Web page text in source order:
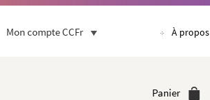
Mon compte CCFr À propos
Panier